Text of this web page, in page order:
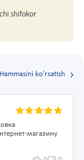
shifokor
Hammasini ko'rsatish
магазину